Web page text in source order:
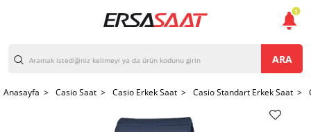
ARA
Anasayfa > Casio Saat > Casio Erkek Saat > Casio Standart Erkek Saat >
1